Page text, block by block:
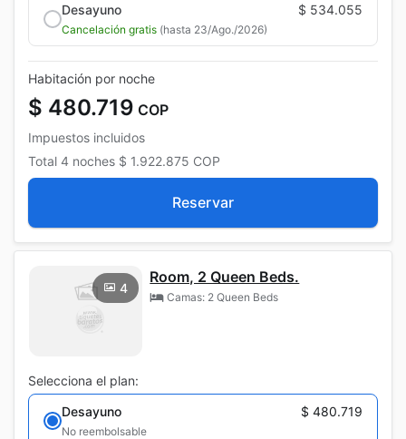
Desayuno $ 534.055
Cancelación gratis (hasta 23/Ago./2026)
Habitación por noche
$ 480.719 COP
Impuestos incluidos
Total 4 noches $ 1.922.875 COP
Reservar
4
Room, 2 Queen Beds.
Camas: 2 Queen Beds
Selecciona el plan:
Desayuno
$ 480.719
No reembolsable